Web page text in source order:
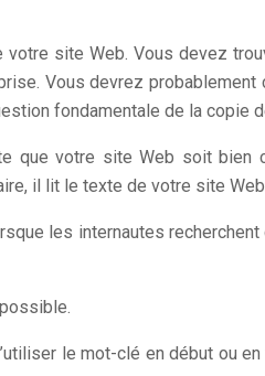
site Web. Vous devez
Vous devrez probablement
fondamentale de la copie
que votre site Web soit
il lit le texte de votre site
les internautes
le mot-clé en début ou